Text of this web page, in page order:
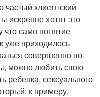
клиентский
искренне хотят это
что само понятие
уже приходилось
совершенно по-
можно любить свою
сексуального
к примеру,